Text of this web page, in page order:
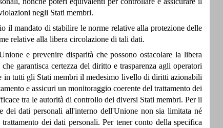
negli Stati membri.
il mandato di stabilire le norme relative alla protezione delle
relative alla libera circolazione di tali dati.
e prevenire disparità che possono ostacolare la libera
garantisca certezza del diritto e trasparenza agli operatori
in tutti gli Stati membri il medesimo livello di diritti azionabili
e assicuri un monitoraggio coerente del trattamento dei
tra le autorità di controllo dei diversi Stati membri. Per il
dei dati personali all'interno dell'Unione non sia limitata né
dei dati personali. Per tener conto della specifica